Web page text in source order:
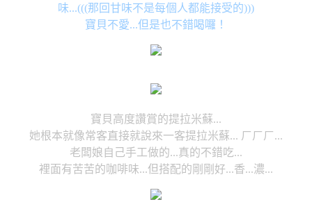
味...(((那回甘味不是每個人都能接受的)))
寶貝不愛...但是也不錯喝囉！
寶貝高度讚賞的提拉米蘇...
她根本就像常客直接就說來一客提拉米蘇... ㄏㄏㄏ...
老闆娘自己手工做的...真的不錯吃...
裡面有苦苦的咖啡味...但搭配的剛剛好...香...濃...